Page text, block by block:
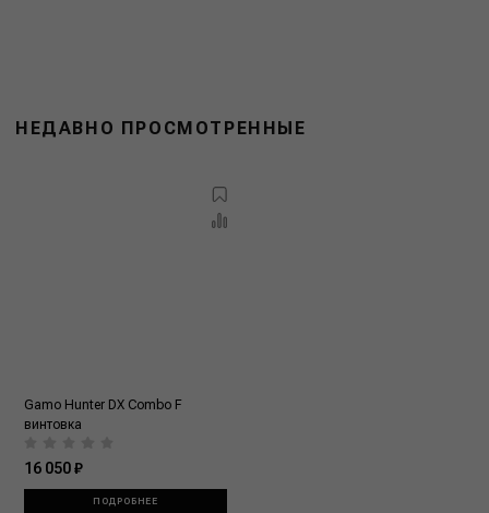
НЕДАВНО ПРОСМОТРЕННЫЕ
Gamo Hunter DX Combo F
винтовка
16 050 ₽
ПОДРОБНЕЕ